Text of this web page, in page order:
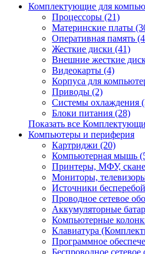
Комплектующие для
Процессоры (21)
Материнские платы
Оперативная память
Жесткие диски (41)
Внешние жесткие
Видеокарты (4)
Корпуса для
Приводы (2)
Системы охлаждения
Блоки питания (28)
Показать все
Компьютеры и периферия
Картриджи (20)
Компьютерная мышь
Принтеры, МФУ,
Мониторы,
Источники
Проводное сетевое
Аккумуляторные
Компьютерные
Клавиатура
Программное
Беспроводное